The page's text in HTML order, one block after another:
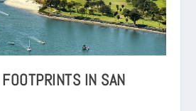
IN SAN